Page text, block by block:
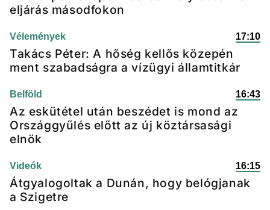
eljárás másodfokon
Vélemények 17:10
Takács Péter: A hőség kellős közepén
ment szabadságra a vízügyi államtitkár
Belföld 16:43
Az eskütétel után beszédet is mond az
Országgyűlés előtt az új köztársasági
elnök
Videók 16:15
Átgyalogoltak a Dunán, hogy belógjanak
a Szigetre